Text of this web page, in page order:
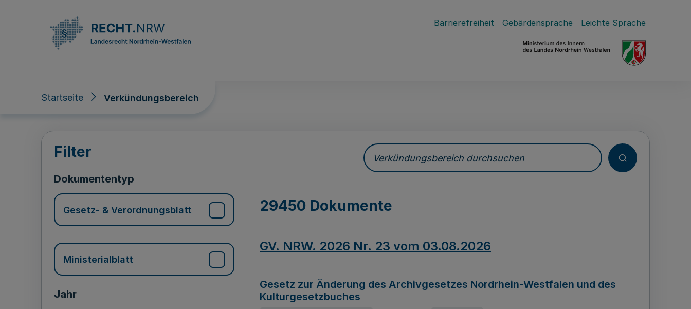
Barrierefreiheit Gebärdensprache Leichte Sprache
Startseite Verkündungsbereich
Verkündungsbereich
Filter
Dokumententyp
Gesetz- & Verordnungsblatt
Ministerialblatt
Jahr
Verkündungsbereich durchsuchen
29450 Dokumente
GV. NRW. 2026 Nr. 23 vom 03.08.2026
Gesetz zur Änderung des Archivgesetzes Nordrhein-Westfalen und des
Kulturgesetzbuches